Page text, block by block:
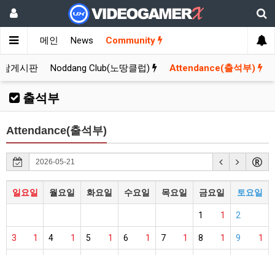
메인 News Community
게시판 Noddang Club(노땅클럽) Attendance(출석부)
출석부
Attendance(출석부)
일요일 월요일 화요일 수요일 목요일 금요일 토요일
1
1 2
1
3 1
4 1
5 1
6 1
7 1
8 1
9